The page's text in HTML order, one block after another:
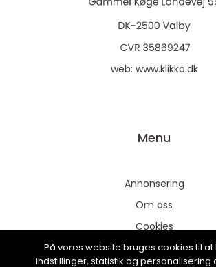
web: www.klikko.dk
Menu
Annonsering
Om oss
Cookies
Kontakta oss
På vores website bruges cookies til at
indstillinger, statistik og personalisering